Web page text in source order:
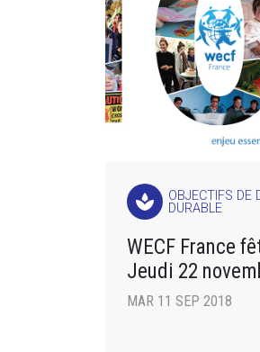
spa
OBJECTIFS DE
DURABLE
WECF France
Jeudi 22
MAR 11 SEP 2018